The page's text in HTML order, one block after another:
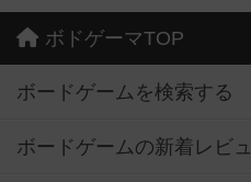
ボドゲーマTOP
ボードゲームを検索する
ボードゲームの新着レビ